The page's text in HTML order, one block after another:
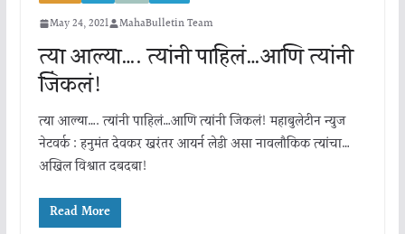
May 24, 2021 MahaBulletin Team
त्या आल्या…. त्यांनी पाहिलं…आणि त्यांनी
जिंकलं!
त्या आल्या…. त्यांनी पाहिलं…आणि त्यांनी जिंकलं! महाबुलेटीन न्युज
नेटवर्क : हनुमंत देवकर खरंतर आयर्न लेडी असा नावलौकिक त्यांचा…
अखिल विश्वात दबदबा!
Read More